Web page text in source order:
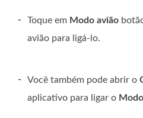
- Toque em Modo avião
avião para ligá-lo.
- Você também pode abrir o
aplicativo para ligar o